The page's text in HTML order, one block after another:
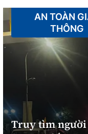
Truy tìm
AN TOÀN
THÔNG